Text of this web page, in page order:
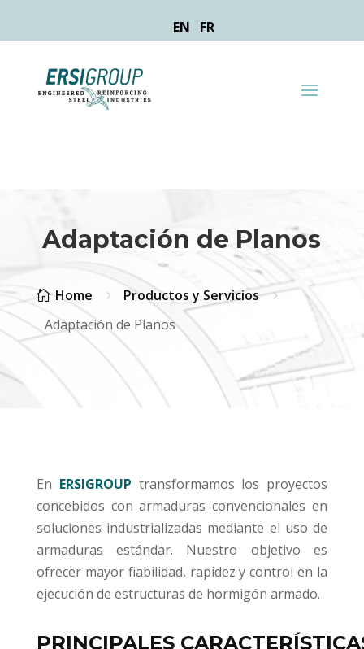
EN FR
Adaptación de Planos
 Home 5 Productos y Servicios 5
Adaptación de Planos
En ERSIGROUP transformamos los proyectos
concebidos con armaduras convencionales en
soluciones industrializadas mediante el uso de
armaduras estándar. Nuestro objetivo es
ofrecer mayor fiabilidad, rapidez y control en la
ejecución de estructuras de hormigón armado.
PRINCIPALES